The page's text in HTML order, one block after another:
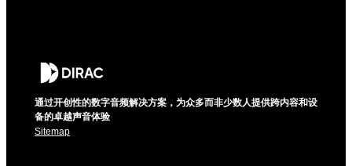
通过开创性的数字音频解决方案，为众多而非少数人提供跨内容和设
备的卓越声音体验
Sitemap